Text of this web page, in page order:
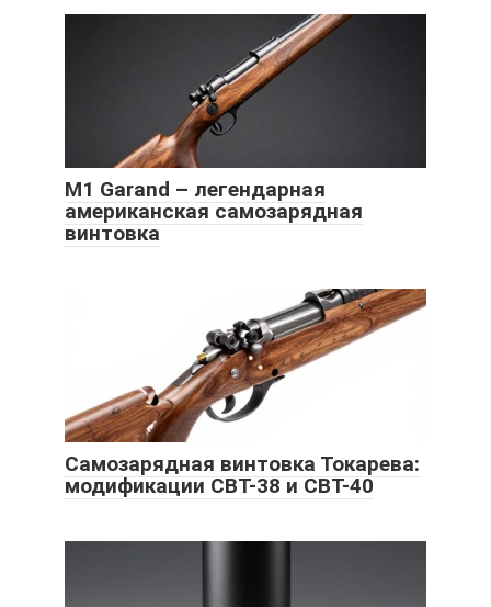
M1 Garand – легендарная
американская самозарядная
винтовка
Самозарядная винтовка Токарева:
модификации СВТ-38 и СВТ-40